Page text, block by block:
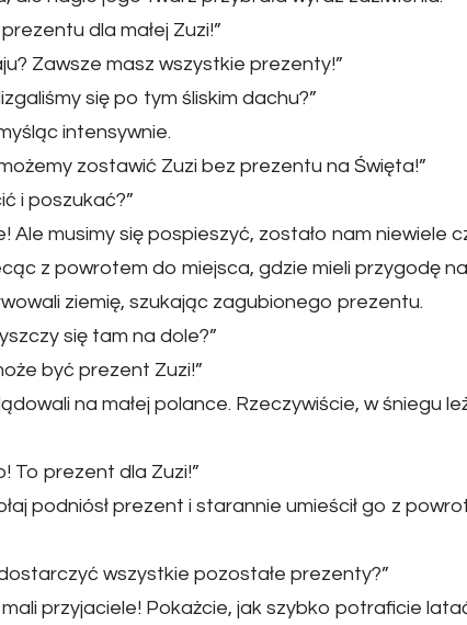
dla małej Zuzi!”
Zawsze masz wszystkie prezenty!”
się po tym śliskim dachu?”
intensywnie.
zostawić Zuzi bez prezentu na Święta!”
i poszukać?”
Ale musimy się pospieszyć, zostało nam niewiele
z powrotem do miejsca, gdzie mieli przygodę
ziemię, szukając zagubionego prezentu.
się tam na dole?”
być prezent Zuzi!”
na małej polance. Rzeczywiście, w śniegu
To prezent dla Zuzi!”
podniósł prezent i starannie umieścił go z
wszystkie pozostałe prezenty?”
przyjaciele! Pokażcie, jak szybko potraficie